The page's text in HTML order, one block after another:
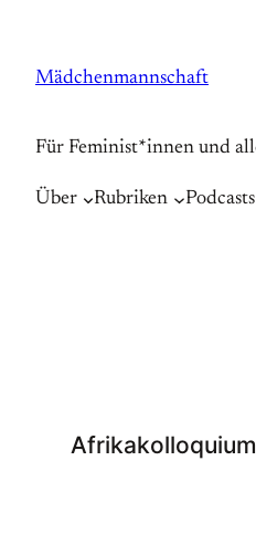
springen
Mädchenmannschaft
Für Feminist*innen und
Über Rubriken Podcasts
Afrikakolloquium